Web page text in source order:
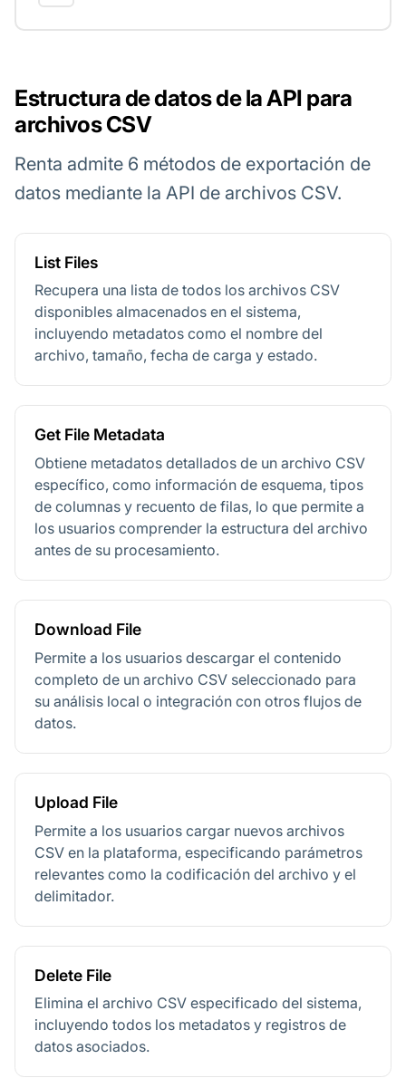
Estructura de datos de la API para
archivos CSV
Renta admite 6 métodos de exportación de
datos mediante la API de archivos CSV.
List Files
Recupera una lista de todos los archivos CSV
disponibles almacenados en el sistema,
incluyendo metadatos como el nombre del
archivo, tamaño, fecha de carga y estado.
Get File Metadata
Obtiene metadatos detallados de un archivo CSV
específico, como información de esquema, tipos
de columnas y recuento de filas, lo que permite a
los usuarios comprender la estructura del archivo
antes de su procesamiento.
Download File
Permite a los usuarios descargar el contenido
completo de un archivo CSV seleccionado para
su análisis local o integración con otros flujos de
datos.
Upload File
Permite a los usuarios cargar nuevos archivos
CSV en la plataforma, especificando parámetros
relevantes como la codificación del archivo y el
delimitador.
Delete File
Elimina el archivo CSV especificado del sistema,
incluyendo todos los metadatos y registros de
datos asociados.